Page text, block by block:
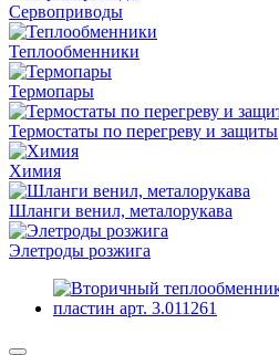
Сервоприводы
Теплообменники
Термопары
Термостаты по перегреву и защиты
Химия
Шланги венил, металорукава
Элетроды розжига